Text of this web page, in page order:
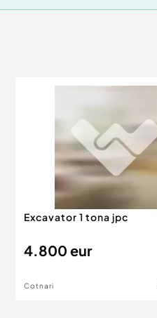
Excavator 1 tona jpc
4.800 eur
Cotnari